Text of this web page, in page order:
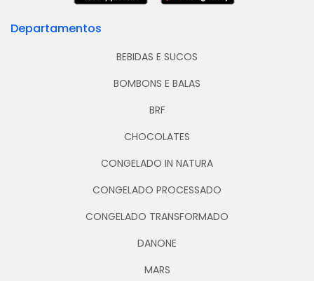
Departamentos
BEBIDAS E SUCOS
BOMBONS E BALAS
BRF
CHOCOLATES
CONGELADO IN NATURA
CONGELADO PROCESSADO
CONGELADO TRANSFORMADO
DANONE
MARS